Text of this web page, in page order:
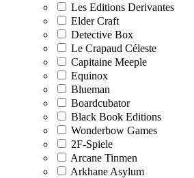
Les Editions Derivantes
Elder Craft
Detective Box
Le Crapaud Céleste
Capitaine Meeple
Equinox
Blueman
Boardcubator
Black Book Editions
Wonderbow Games
2F-Spiele
Arcane Tinmen
Arkhane Asylum